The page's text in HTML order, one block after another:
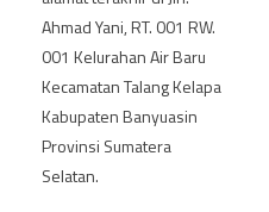
Ahmad Yani, RT. 001 RW.
001 Kelurahan Air Baru
Kecamatan Talang Kelapa
Kabupaten Banyuasin
Provinsi Sumatera
Selatan.